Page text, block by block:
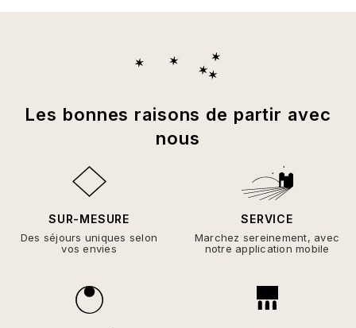
Les bonnes raisons de partir avec
nous
SUR-MESURE
Des séjours uniques selon
vos envies
SERVICE
Marchez sereinement, avec
notre application mobile